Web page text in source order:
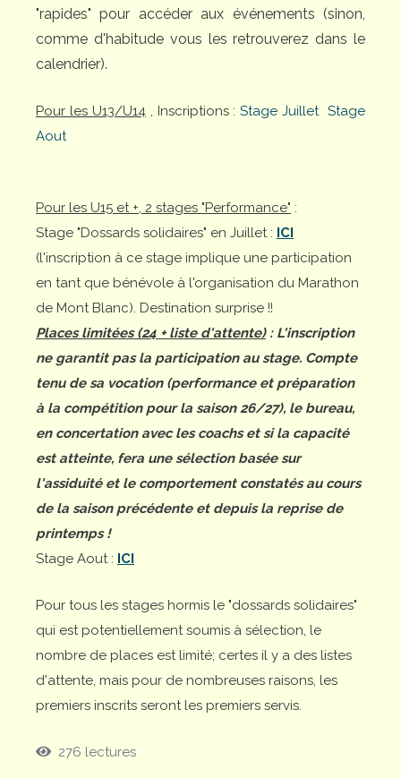
"rapides" pour accéder aux événements (sinon,
comme d'habitude vous les retrouverez dans le
calendrier).
Pour les U13/U14, Inscriptions :Stage Juillet Stage
Aout
Pour les U15 et +, 2 stages "Performance" :
Stage "Dossards solidaires" en Juillet : ICI
(l'inscription à ce stage implique une participation
en tant que bénévole à l'organisation du Marathon
de Mont Blanc). Destination surprise !!
Places limitées (24 + liste d'attente): L'inscription
ne garantit pas la participation au stage. Compte
tenu de sa vocation (performance et préparation
à la compétition pour la saison 26/27), le bureau,
en concertation avec les coachs et si la capacité
est atteinte, fera une sélection basée sur
l'assiduité et le comportement constatés au cours
de la saison précédente et depuis la reprise de
printemps !
Stage Aout : ICI
Pour tous les stages hormis le "dossards solidaires"
qui est potentiellement soumis à sélection, le
nombre de places est limité; certes il y a des listes
d'attente, mais pour de nombreuses raisons, les
premiers inscrits seront les premiers servis.
276 lectures